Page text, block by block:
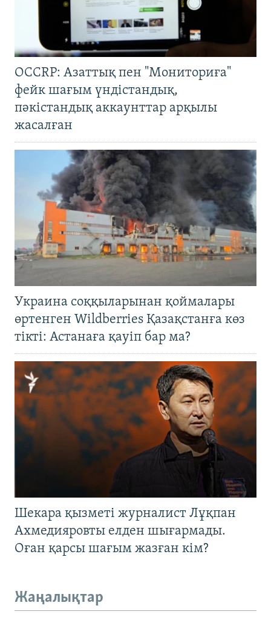
OCCRP: Азаттық пен "Мониториға"
фейк шағым үндістандық,
пәкістандық аккаунттар арқылы
жасалған
Украина соққыларынан қоймалары
өртенген Wildberries Қазақстанға көз
тікті: Астанаға қауіп бар ма?
Шекара қызметі журналист Лұқпан
Ахмедияровты елден шығармады.
Оған қарсы шағым жазған кім?
Жаңалықтар